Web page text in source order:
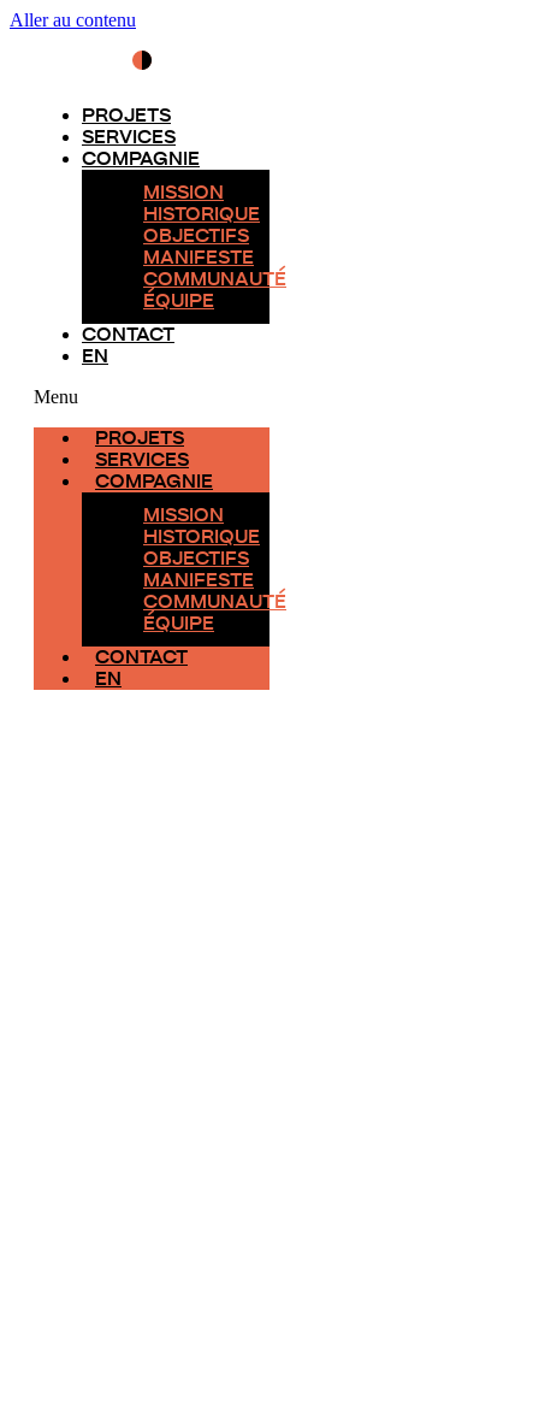
Aller au contenu
PROJETS
SERVICES
COMPAGNIE
MISSION
HISTORIQUE
OBJECTIFS
MANIFESTE
COMMUNAUTÉ
ÉQUIPE
CONTACT
EN
Menu
PROJETS
SERVICES
COMPAGNIE
MISSION
HISTORIQUE
OBJECTIFS
MANIFESTE
COMMUNAUTÉ
ÉQUIPE
CONTACT
EN